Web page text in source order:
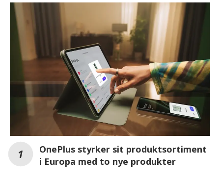
OnePlus styrker sit produktsortiment
i Europa med to nye produkter